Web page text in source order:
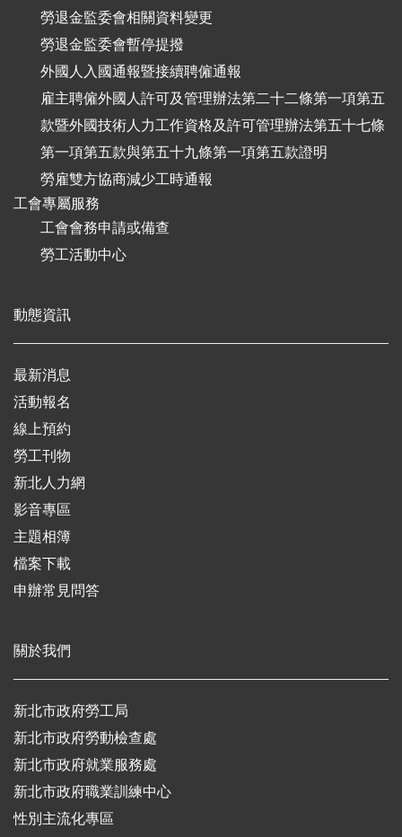
勞退金監委會相關資料變更
勞退金監委會暫停提撥
外國人入國通報暨接續聘僱通報
雇主聘僱外國人許可及管理辦法第二十二條第一項第五
款暨外國技術人力工作資格及許可管理辦法第五十七條
第一項第五款與第五十九條第一項第五款證明
勞雇雙方協商減少工時通報
工會專屬服務
工會會務申請或備查
勞工活動中心
動態資訊
最新消息
活動報名
線上預約
勞工刊物
新北人力網
影音專區
主題相簿
檔案下載
申辦常見問答
關於我們
新北市政府勞工局
新北市政府勞動檢查處
新北市政府就業服務處
新北市政府職業訓練中心
性別主流化專區